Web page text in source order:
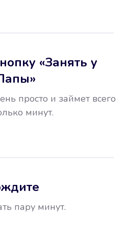
бесплатной
возможности в
«Занять у
просто и займет всего
минут.
пару минут.